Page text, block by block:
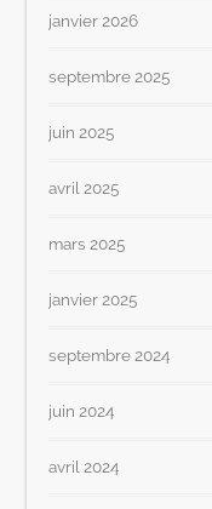
janvier 2026
septembre 2025
juin 2025
avril 2025
mars 2025
janvier 2025
septembre 2024
juin 2024
avril 2024